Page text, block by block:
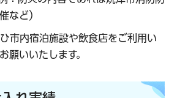
など）
市内宿泊施設や飲食店をご利用い
願いいたします。